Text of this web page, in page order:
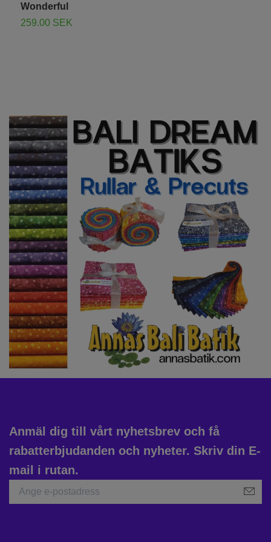
Wonderful
259.00 SEK
Anmäl dig till vårt nyhetsbrev och få
rabatterbjudanden och nyheter. Skriv din E-
mail i rutan.